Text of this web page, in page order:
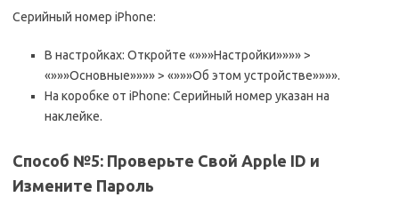
Серийный номер iPhone:
В настройках: Откройте «»»»Настройки»»»» >
«»»»Основные»»»» > «»»»Об этом устройстве»»»».
На коробке от iPhone: Серийный номер указан на
наклейке.
Способ №5: Проверьте Свой Apple ID и
Измените Пароль